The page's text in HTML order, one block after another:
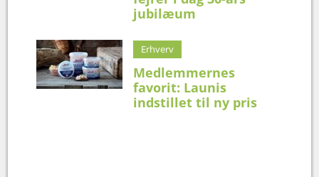
jubilæum
Erhverv
Medlemmernes
favorit: Launis
indstillet til ny pris